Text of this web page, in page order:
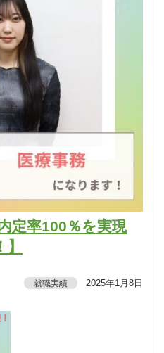
定率100％を実現
就職実績 2025年1月8日